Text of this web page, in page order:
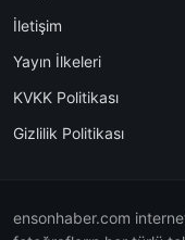
İletişim
Yayın İlkeleri
KVKK Politikası
Gizlilik Politikası
ensonhaber.com